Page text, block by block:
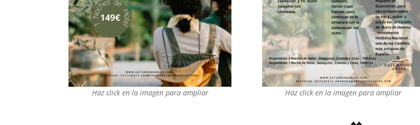
Haz click en la imagen para ampliar Haz click en la imagen para ampliar